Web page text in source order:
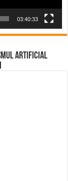
03:40:33
Artificial